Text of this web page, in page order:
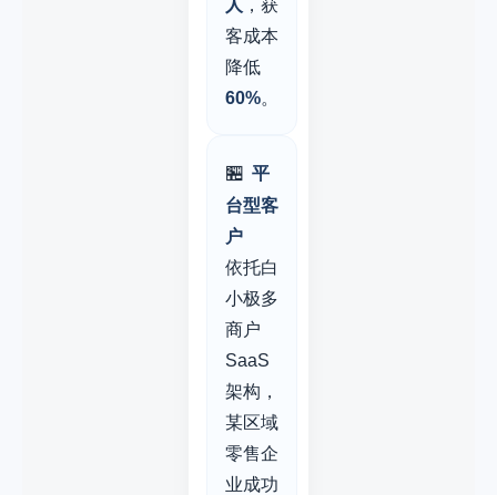
人 ，获
客成本
降低
60%。
🏪 平
台型客
户
依托白
小极多
商户
SaaS
架构，
某区域
零售企
业成功